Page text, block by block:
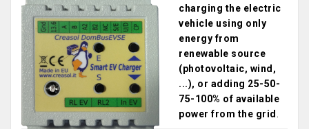
charging the electric
vehicle using only
energy from
renewable source
(photovoltaic, wind,
...), or adding 25-50-
75-100% of available
power from the grid.